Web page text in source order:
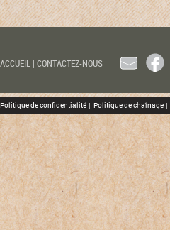
ACCUEIL | CONTACTEZ-NOUS
Politique de confidentialité | Politique de chaînage |